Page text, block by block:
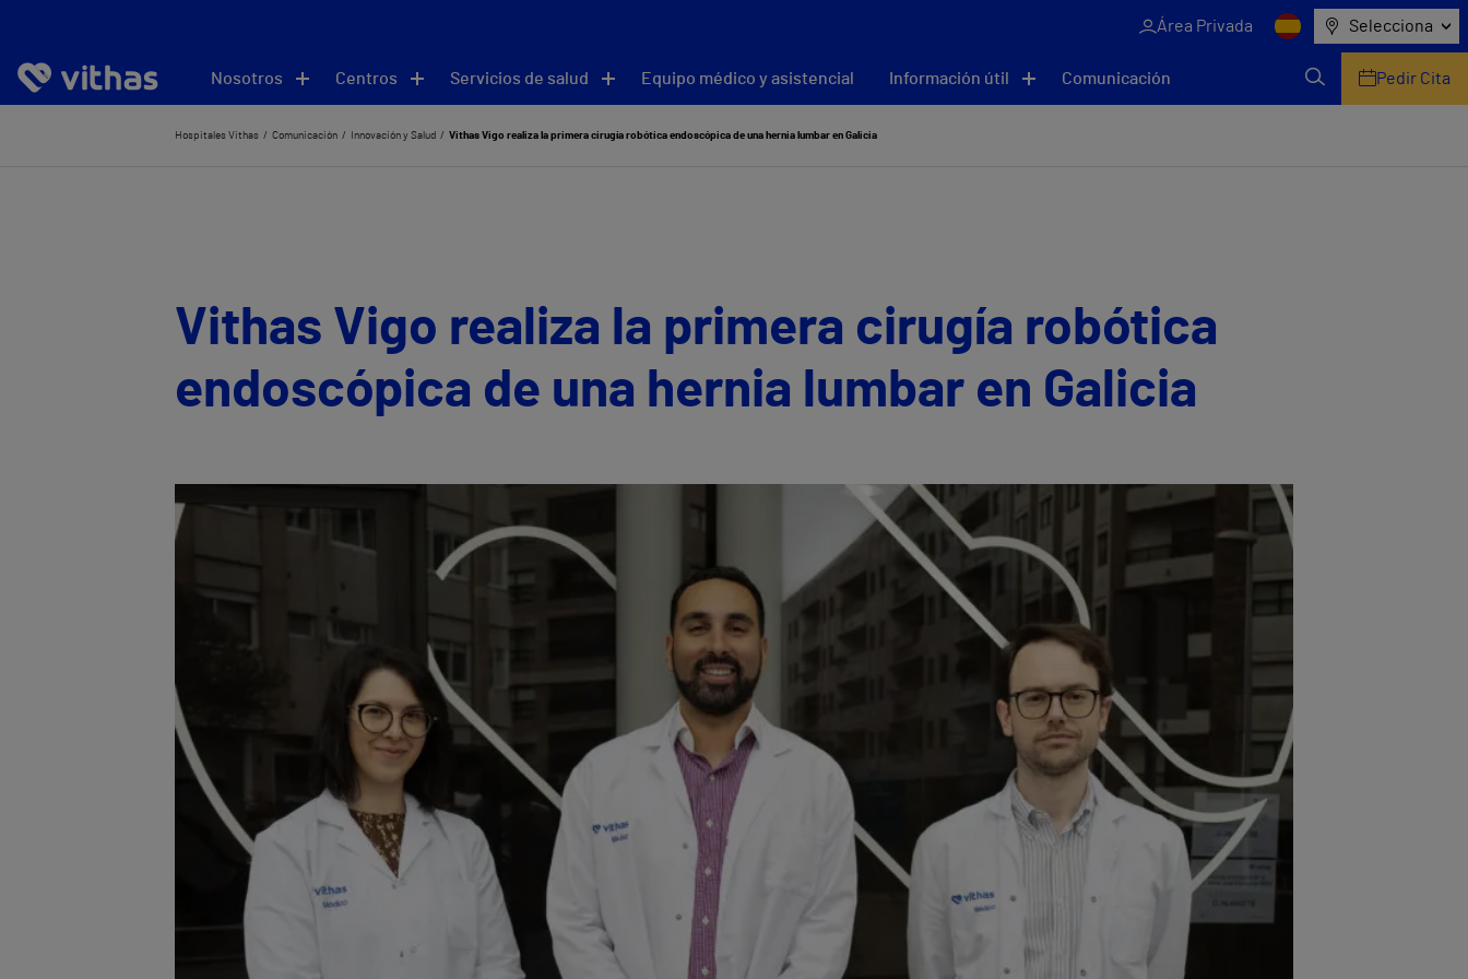
Área Privada Selecciona
Nosotros Centros Servicios de salud Equipo médico y asistencial Información útil Comunicación Pedir Cita
Hospitales Vithas Comunicación Innovación y Salud Vithas Vigo realiza la primera cirugía robótica endoscópica de una hernia lumbar en Galicia
Vithas Vigo realiza la primera cirugía robótica
endoscópica de una hernia lumbar en Galicia